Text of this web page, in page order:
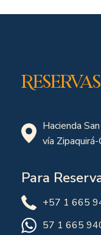
Reservas
Hacienda
vía Zipaquirá-
Para
+57 1 665
57 1 665